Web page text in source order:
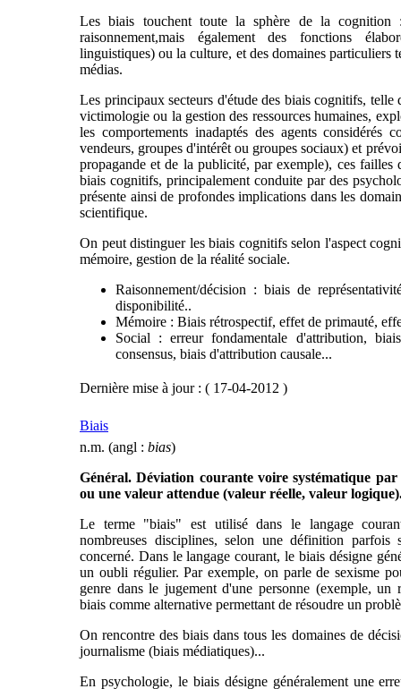
Les biais touchent toute la sphère de la cognition
raisonnement,mais également des fonctions
linguistiques) ou la culture, et des domaines particuliers
médias.
Les principaux secteurs d'étude des biais cognitifs, telle
victimologie ou la gestion des ressources humaines,
les comportements inadaptés des agents considérés
vendeurs, groupes d'intérêt ou groupes sociaux) et
propagande et de la publicité, par exemple), ces failles
biais cognitifs, principalement conduite par des
présente ainsi de profondes implications dans les
scientifique.
On peut distinguer les biais cognitifs selon l'aspect
mémoire, gestion de la réalité sociale.
Raisonnement/décision : biais de
disponibilité..
Mémoire : Biais rétrospectif, effet de primauté,
Social : erreur fondamentale d'attribution,
consensus, biais d'attribution causale...
Dernière mise à jour : ( 17-04-2012 )
Biais
n.m. (angl : bias)
Général. Déviation courante voire systématique
ou une valeur attendue (valeur réelle, valeur
Le terme "biais" est utilisé dans le langage
nombreuses disciplines, selon une définition parfois
concerné. Dans le langage courant, le biais désigne
un oubli régulier. Par exemple, on parle de sexisme
genre dans le jugement d'une personne (exemple, un
biais comme alternative permettant de résoudre un
On rencontre des biais dans tous les domaines de
journalisme (biais médiatiques)...
En psychologie, le biais désigne généralement une